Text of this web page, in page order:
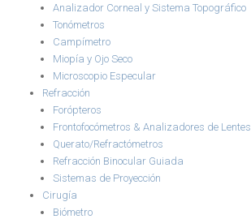
Analizador Corneal y Sistema Topográfico
Tonómetros
Campímetro
Miopía y Ojo Seco
Microscopio Especular
Refracción
Forópteros
Frontofocómetros & Analizadores de Lentes
Querato/Refractómetros
Refracción Binocular Guiada
Sistemas de Proyección
Cirugía
Biómetro